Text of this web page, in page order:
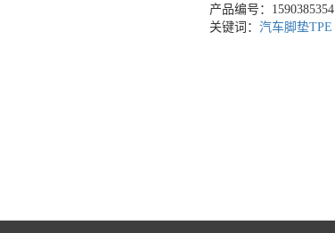
产品编号：1590385354
关键词： 汽车脚垫TPE